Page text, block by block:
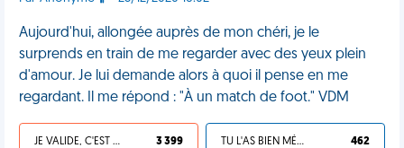
Aujourd'hui, allongée auprès de mon chéri, je le
surprends en train de me regarder avec des yeux plein
d'amour. Je lui demande alors à quoi il pense en me
regardant. Il me répond : "À un match de foot." VDM
JE VALIDE, C'EST UNE VDM 3 399 TU L'AS BIEN MÉRITÉ 462